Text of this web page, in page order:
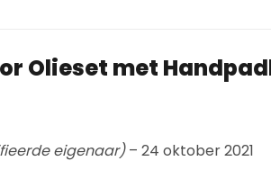
Olieset met
eigenaar) – 24 oktober 2021